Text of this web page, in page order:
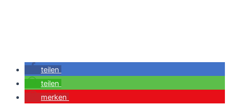
teilen
teilen
merken